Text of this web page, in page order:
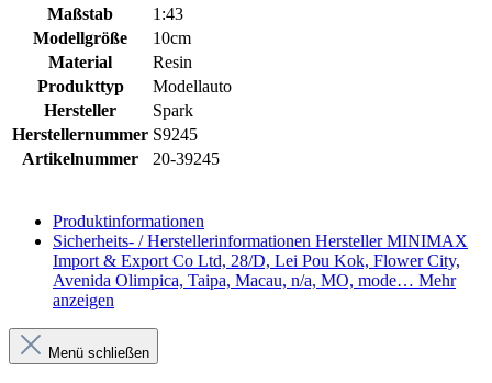
Maßstab
1:43
Modellgröße
10cm
Material
Resin
Produkttyp
Modellauto
Hersteller
Spark
Herstellernummer S9245
Artikelnummer
20-39245
Produktinformationen
Sicherheits- / Herstellerinformationen Hersteller MINIMAX
Import & Export Co Ltd, 28/D, Lei Pou Kok, Flower City,
Avenida Olimpica, Taipa, Macau, n/a, MO, mode… Mehr
anzeigen
Menü schließen